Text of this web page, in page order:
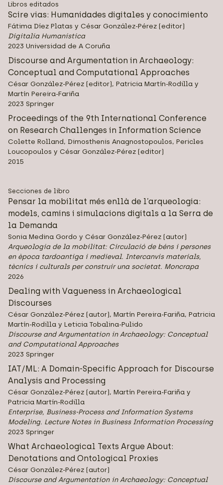
Libros editados
Scire vias: Humanidades digitales y conocimiento
Fátima Díez Platas y César González-Pérez (editor)
Digitalia Humanistica
2023 Universidad de A Coruña
Discourse and Argumentation in Archaeology:
Conceptual and Computational Approaches
César González-Pérez (editor), Patricia Martín-Rodilla y
Martín Pereira-Fariña
2023 Springer
Proceedings of the 9th International Conference
on Research Challenges in Information Science
Colette Rolland, Dimosthenis Anagnostopoulos, Pericles
Loucopoulos y César González-Pérez (editor)
2015
Secciones de libro
Pensar la mobilitat més enllà de l’arqueologia:
models, camins i simulacions digitals a la Serra de
la Demanda
Sonia Medina Gordo y César González-Pérez (autor)
Arqueologia de la mobilitat: Circulació de béns i persones
en època tardoantiga i medieval. Intercanvis materials,
tècnics i culturals per construir una societat. Moncrapa
2026
Dealing with Vagueness in Archaeological
Discourses
César González-Pérez (autor), Martín Pereira-Fariña, Patricia
Martín-Rodilla y Leticia Tobalina-Pulido
Discourse and Argumentation in Archaeology: Conceptual
and Computational Approaches
2023 Springer
IAT/ML: A Domain-Specific Approach for Discourse
Analysis and Processing
César González-Pérez (autor), Martín Pereira-Fariña y
Patricia Martín-Rodilla
Enterprise, Business-Process and Information Systems
Modeling. Lecture Notes in Business Information Processing
2023 Springer
What Archaeological Texts Argue About:
Denotations and Ontological Proxies
César González-Pérez (autor)
Discourse and Argumentation in Archaeology: Conceptual